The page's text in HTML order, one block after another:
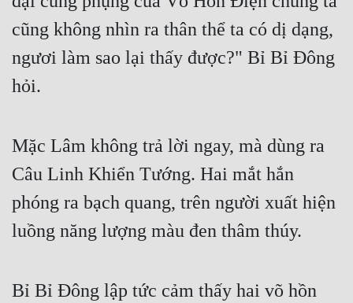
Cổ Đại
Dị Năng
Gia Đấu
Góc Nhìn Nam
Góc Nhìn Nữ
Huyền Nghi
cũng không nhìn ra thân thể ta có dị dạng,
ngươi làm sao lại thấy được?" Bỉ Bỉ Đông
hỏi.
Mặc Lâm không trả lời ngay, mà dùng ra
Câu Linh Khiển Tướng. Hai mắt hắn
phóng ra bạch quang, trên người xuất hiện
luồng năng lượng màu đen thâm thúy.
Bỉ Bỉ Đông lập tức cảm thấy hai võ hồn